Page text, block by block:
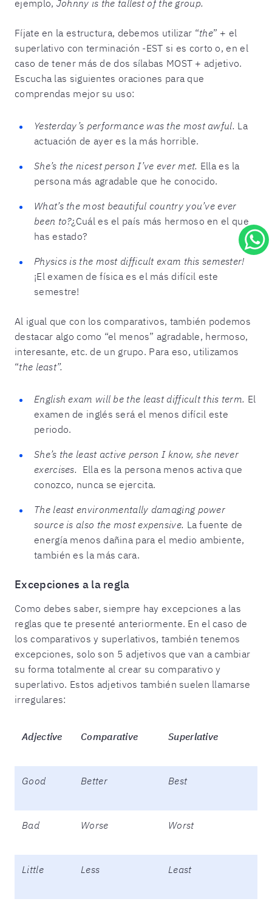
ejemplo, Johnny is the tallest of the group.
Fíjate en la estructura, debemos utilizar “the” + el
superlativo con terminación -EST si es corto o, en el
caso de tener más de dos sílabas MOST + adjetivo.
Escucha las siguientes oraciones para que
comprendas mejor su uso:
Yesterday’s performance was the most awful. La
actuación de ayer es la más horrible.
She’s the nicest person I’ve ever met. Ella es la
persona más agradable que he conocido.
What’s the most beautiful country you’ve ever
been to?¿Cuál es el país más hermoso en el que
has estado?
Physics is the most difficult exam this semester!
¡El examen de física es el más difícil este
semestre!
Al igual que con los comparativos, también podemos
destacar algo como “el menos” agradable, hermoso,
interesante, etc. de un grupo. Para eso, utilizamos
“the least”.
English exam will be the least difficult this term. El
examen de inglés será el menos difícil este
periodo.
She’s the least active person I know, she never
exercises. Ella es la persona menos activa que
conozco, nunca se ejercita.
The least environmentally damaging power
source is also the most expensive. La fuente de
energía menos dañina para el medio ambiente,
también es la más cara.
Excepciones a la regla
Como debes saber, siempre hay excepciones a las
reglas que te presenté anteriormente. En el caso de
los comparativos y superlativos, también tenemos
excepciones, solo son 5 adjetivos que van a cambiar
su forma totalmente al crear su comparativo y
superlativo. Estos adjetivos también suelen llamarse
irregulares:
Adjective Comparative Superlative
Good Better Best
Bad Worse Worst
Little Less Least